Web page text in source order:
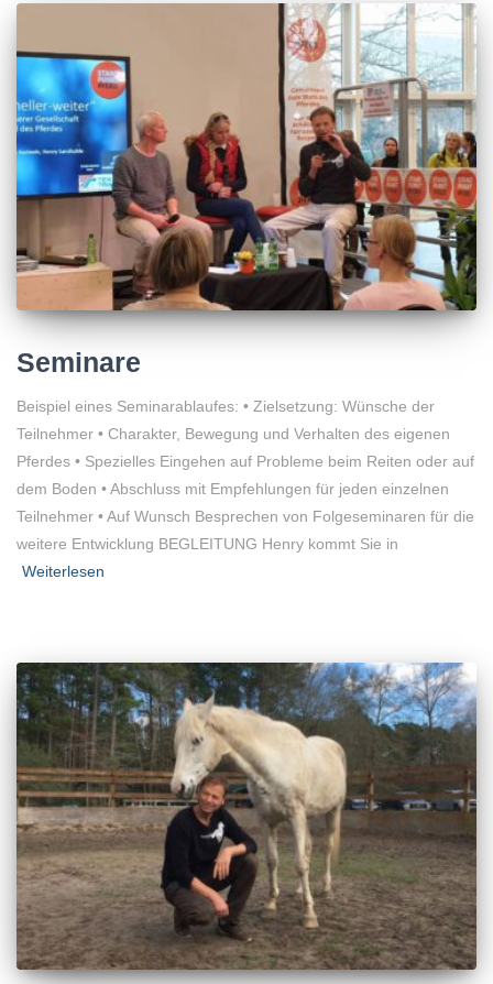
Seminare
Beispiel eines Seminarablaufes: • Zielsetzung: Wünsche der
Teilnehmer • Charakter, Bewegung und Verhalten des eigenen
Pferdes • Spezielles Eingehen auf Probleme beim Reiten oder auf
dem Boden • Abschluss mit Empfehlungen für jeden einzelnen
Teilnehmer • Auf Wunsch Besprechen von Folgeseminaren für die
weitere Entwicklung BEGLEITUNG Henry kommt Sie in
Weiterlesen